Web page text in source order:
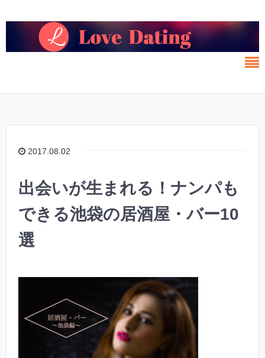
2017.08.02
出会いが生まれる！ナンパも
できる池袋の居酒屋・バー10
選